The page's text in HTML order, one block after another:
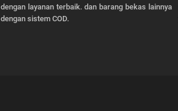
dengan layanan terbaik. dan barang bekas lainnya
dengan sistem COD.